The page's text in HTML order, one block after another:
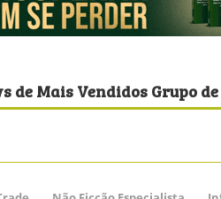
de Mais Vendidos Grupo